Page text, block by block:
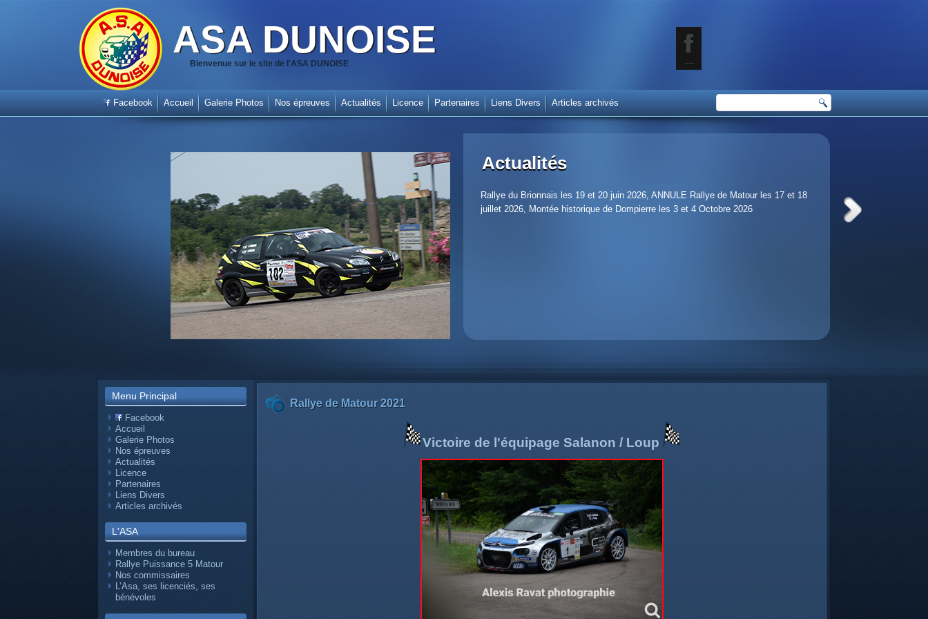
Actualités
Rallye du Brionnais les 19 et 20 juin 2026, ANNULE Rallye de Matour les 17 et 18
juillet 2026, Montée historique de Dompierre les 3 et 4 Octobre 2026
ASA DUNOISE
Bienvenue sur le site de l'ASA DUNOISE
Facebook Accueil Galerie Photos Nos épreuves Actualités Licence Partenaires Liens Divers Articles archivés
Menu Principal
Facebook
Accueil
Galerie Photos
Nos épreuves
Actualités
Licence
Partenaires
Liens Divers
Articles archivés
L'ASA
Membres du bureau
Rallye Puissance 5 Matour
Nos commissaires
L’Asa, ses licenciés, ses
bénévoles
Rallye de Matour 2021
Victoire de l'équipage Salanon / Loup